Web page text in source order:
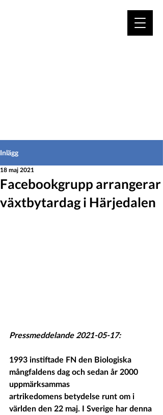
Inlägg
Facebookgrupp arrangerar
växtbytardag i Härjedalen
18 maj 2021
Pressmeddelande 2021-05-17:
1993 instiftade FN den Biologiska
mångfaldens dag och sedan år 2000
uppmärksammas
artrikedomens betydelse runt om i
världen den 22 maj. I Sverige har denna